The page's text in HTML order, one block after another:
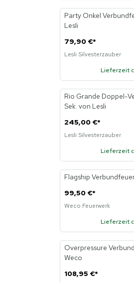
Party Onkel
Lesli
79,90 €*
Lesli Silvesterzauber
Lieferzeit
Rio Grande Doppel-
Sek. von Lesli
245,00 €*
Lesli Silvesterzauber
Lieferzeit
Flagship
99,50 €*
Weco Feuerwerk
Lieferzeit
Overpressure
Weco
108,95 €*